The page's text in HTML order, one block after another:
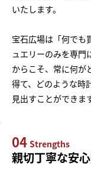
いたします。
宝石広場は「何でも
ュエリーのみを専門
からこそ、常に何が
得て、どのような時
見出すことができま
04 Strengths
親切丁寧な安